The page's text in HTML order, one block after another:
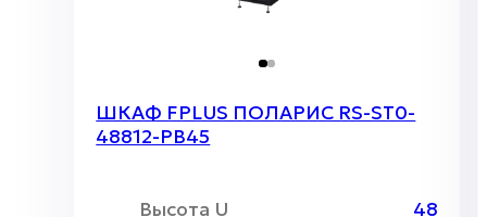
ШКАФ FPLUS ПОЛАРИС RS-ST0-
48812-PB45
Высота U 48